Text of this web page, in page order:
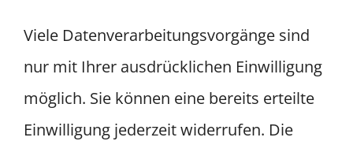
Viele Datenverarbeitungsvorgänge sind
nur mit Ihrer ausdrücklichen Einwilligung
möglich. Sie können eine bereits erteilte
Einwilligung jederzeit widerrufen. Die